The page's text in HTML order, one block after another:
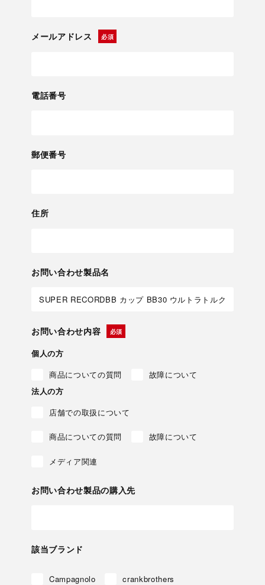
メールアドレス
電話番号
郵便番号
住所
お問い合わせ製品名
お問い合わせ内容
個人の方
商品についての質問
故障について
法人の方
店舗での取扱について
商品についての質問 故障について
メディア関連
お問い合わせ製品の購入先
該当ブランド
Campagnolo crankbrothers